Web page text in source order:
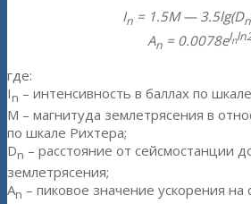
In = 1.5M — 3.5lg(Dn
An = 0.0078eIn
где:
In – интенсивность в баллах по
M – магнитуда землетрясения в
по шкале Рихтера;
Dn – расстояние от сейсмостанции
землетрясения;
An – пиковое значение ускорения на